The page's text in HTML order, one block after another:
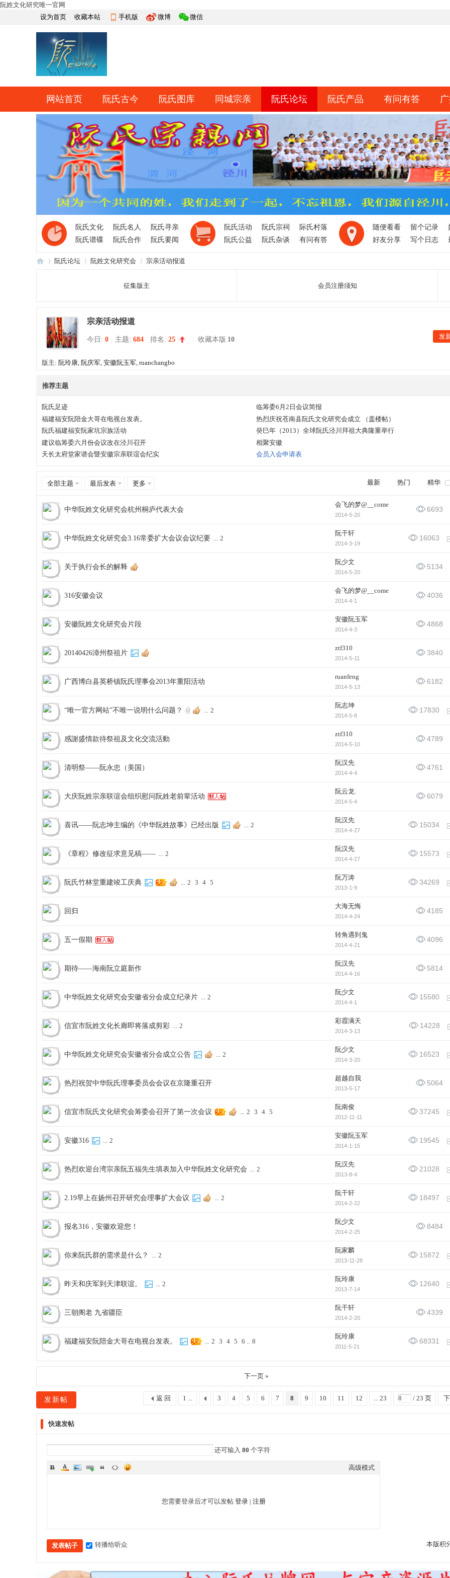
阮姓文化研究唯一官网
设为首页
收藏本站 手机版 微博 微信
快捷导航
网站首页 阮氏古今 阮氏图库 同城宗亲 阮氏论坛 阮氏产品 有问有答
网上祭祀 排行榜 导读 日志
阮氏文化 阮氏名人
阮氏寻亲
阮氏谱碟
阮氏合作 阮氏要闻
阮氏活动 阮氏宗祠
际氏村落
阮氏公益
阮氏杂谈 有问有答
随便看看 留个记录
好友分享
写个日志
氏
宗
亲
阮氏论坛 阮姓文化研究会 宗亲活动报道
征集版主 会员注册须知
宗亲活动报道
今日: 0 主题: 684 排名: 25 收藏本版 10 发
版主: 阮玲康, 阮庆军, 安徽阮玉军, ruanchangbo
推荐主题
阮氏足迹
临筹委6月2日会议简报
福建福安阮陪金大哥在电视台发表。
热烈庆祝苍南县阮氏文化研究会成立 （盖楼帖）
阮氏福建福安阮家坑宗族活动
癸巳年（2013）全球阮氏泾川拜祖大典隆重举行
建议临筹委六月份会议改在泾川召开
相聚安徽
天长太府堂家谱会暨安徽宗亲联谊会纪实
会员入会申请表
全部主题 最后发表 更多 最新 热门 精华
中华阮姓文化研究会杭州桐庐代表大会
会飞的梦@__come
2014-5-20
6693
中华阮姓文化研究会3.16常委扩大会议会议纪要 2
阮干轩
2014-3-19
16063
关于执行会长的解释
阮少文
2014-5-20
5134
316安徽会议
会飞的梦@__come
2014-4-1
4036
安徽阮姓文化研究会片段
安徽阮玉军
2014-4-3
4868
20140426漳州祭祖片
ztf310
2014-5-11
3840
广西博白县英桥镇阮氏理事会2013年重阳活动
ruanfeng
2014-5-13
6182
“唯一官方网站”不唯一说明什么问题？ 2
阮志坤
2014-5-8
17830
感謝盛情款待祭祖及文化交流活動
ztf310
2014-5-10
4789
清明祭——阮永忠（美国）
阮汉先
2014-4-4
4761
大庆阮姓宗亲联谊会组织慰问阮姓老前辈活动
阮云龙.
2014-5-4
6079
喜讯——阮志坤主编的《中华阮姓故事》已经出版 2
阮汉先
2014-4-27
15034
《章程》修改征求意见稿—— 2
阮汉先
2014-4-27
15573
阮氏竹林堂重建竣工庆典 2 3 4 5
阮万涛
2013-1-9
34269
回归
大海无悔
2014-4-24
4185
五一假期
转角遇到鬼
2014-4-21
4096
期待——海南阮立庭新作
阮汉先
2014-4-16
5814
中华阮姓文化研究会安徽省分会成立纪录片 2
阮少文
2014-4-1
15580
信宜市阮姓文化长廊即将落成剪彩 2
彩霞满天
2014-3-13
14228
中华阮姓文化研究会安徽省分会成立公告 2
阮少文
2014-3-20
16523
热烈祝贺中华阮氏理事委员会会议在京隆重召开
超越自我
2013-5-17
5064
信宜市阮氏文化研究会筹委会召开了第一次会议 2 3 4 5
阮南俊
2012-11-11
37245
安徽316 2
安徽阮玉军
2014-1-15
19545
热烈欢迎台湾宗亲阮五福先生填表加入中华阮姓文化研究会 2
阮汉先
2013-8-4
21028
2.19早上在扬州召开研究会理事扩大会议 2
阮干轩
2014-2-22
18497
报名316，安徽欢迎您！
阮少文
2014-2-25
8484
你来阮氏群的需求是什么？ 2
阮家麟
2013-11-28
15872
昨天和庆军到天津联谊。 2
阮玲康
2013-7-14
12640
三朝阁老 九省疆臣
阮干轩
2014-2-20
4339
福建福安阮陪金大哥在电视台发表。 2 3 4 5 6 8
阮玲康
2011-5-21
68331
下一页 »
1 ... 3 4 5 6 7 8 9 10 11 12 ... 23 / 23 页
返 回
发新帖
快速发帖
还可输入 80 个字符
高级模式
您需要登录后才可以发帖 登录| 注册
本版积
发表帖子 转播给听众